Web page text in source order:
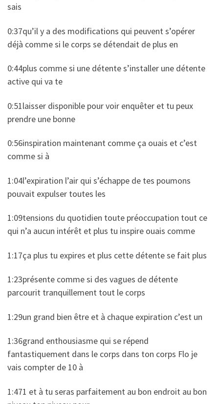
sais
0:37qu’il y a des modifications qui peuvent s’opérer
déjà comme si le corps se détendait de plus en
0:44plus comme si une détente s’installer une détente
active qui va te
0:51laisser disponible pour voir enquêter et tu peux
prendre une bonne
0:56inspiration maintenant comme ça ouais et c’est
comme si à
1:04l’expiration l’air qui s’échappe de tes poumons
pouvait expulser toutes les
1:09tensions du quotidien toute préoccupation tout ce
qui n’a aucun intérêt et plus tu inspire ouais comme
1:17ça plus tu expires et plus cette détente se fait plus
1:23présente comme si des vagues de détente
parcourit tranquillement tout le corps
1:29un grand bien être et à chaque expiration c’est un
1:36grand enthousiasme qui se répend
fantastiquement dans le corps dans ton corps Flo je
vais compter de 10 à
1:471 et à tu seras parfaitement au bon endroit au bon